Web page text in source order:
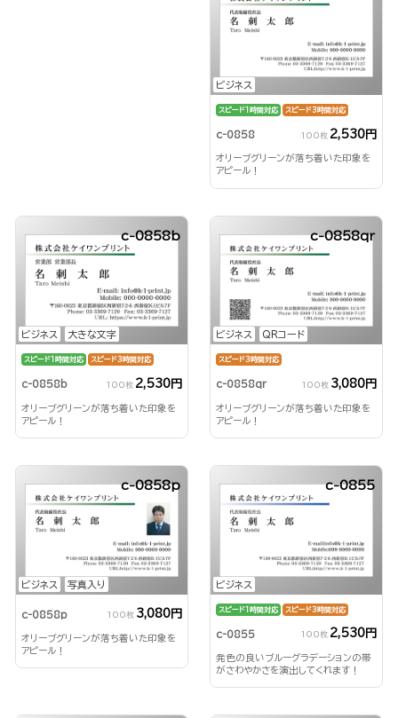
ビジネス
スピード1時間対応 スピード3時間対応
c-0858 100枚 2,530円
オリーブグリーンが落ち着いた印象を
アピール！
ビジネス 大きな文字
c-0858b
スピード1時間対応 スピード3時間対応
c-0858b 100枚 2,530円
オリーブグリーンが落ち着いた印象を
アピール！
ビジネス QRコード
c-0858qr
スピード3時間対応
c-0858qr 100枚 3,080円
オリーブグリーンが落ち着いた印象を
アピール！
ビジネス 写真入り
c-0858p
c-0858p 100枚 3,080円
オリーブグリーンが落ち着いた印象を
アピール！
ビジネス
c-0855
スピード1時間対応 スピード3時間対応
c-0855 100枚 2,530円
発色の良いブルーグラデーションの帯
がさわやかさを演出してくれます！